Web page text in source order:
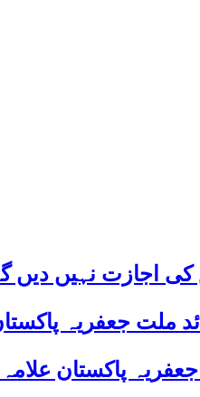
اجازت نہیں دیں
ملت جعفریہ